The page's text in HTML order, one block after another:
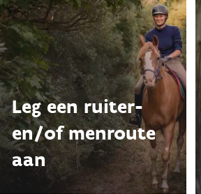
Leg een ruiter-
en/of menroute
aan